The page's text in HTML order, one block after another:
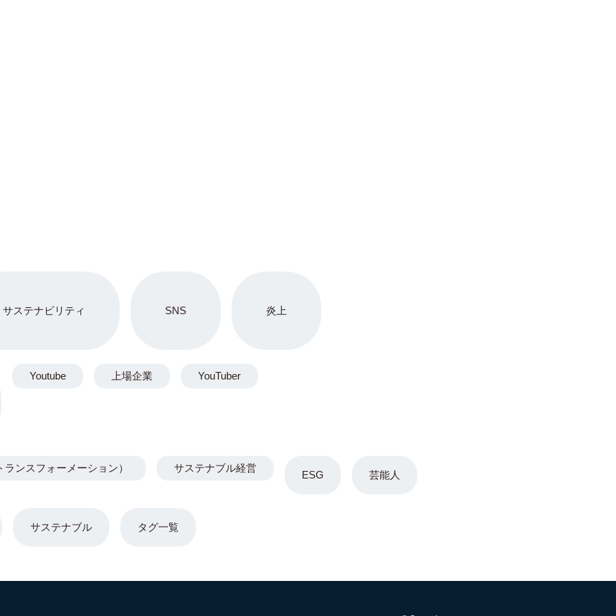
サステナビリティ SNS 炎上
ESG 芸能人
サステナブル
Youtube 上場企業 YouTuber
ンスフォーメーション） サステナブル経営
タグ一覧